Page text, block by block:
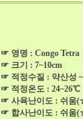
☞ 영명 : Congo Tetra
☞ 크기 : 7~10cm
☞ 적정수질 : 약산성
☞ 적정온도 : 24~26℃
☞ 사육난이도 : 쉬
☞ 합사난이도 : 쉬